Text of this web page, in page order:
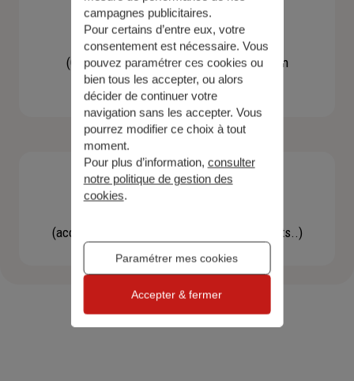
Contacter un agent
(Obtenir un devis, une information, faire un
bilan...)
(accéder à l'espace client, gérer mes contrats..)
campagnes publicitaires.
Pour certains d’entre eux, votre
consentement est nécessaire. Vous
pouvez paramétrer ces cookies ou
bien tous les accepter, ou alors
décider de continuer votre
navigation sans les accepter. Vous
pourrez modifier ce choix à tout
moment.
Pour plus d’information, consulter
notre politique de gestion des
cookies.
Paramétrer mes cookies
Accepter & fermer